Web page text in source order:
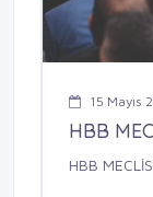
15 Mayıs
HBB
HBB